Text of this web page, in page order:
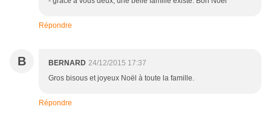
Répondre
B BERNARD 24/12/2015 17:37
Gros bisous et joyeux Noël à toute la famille.
Répondre